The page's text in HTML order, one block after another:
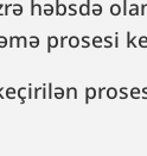
həbsdə
prosesi